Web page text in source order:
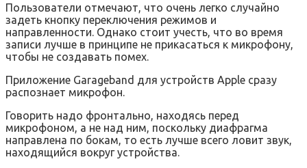
Пользователи отмечают, что очень легко случайно
задеть кнопку переключения режимов и
направленности. Однако стоит учесть, что во время
записи лучше в принципе не прикасаться к микрофону,
чтобы не создавать помех.
Приложение Garageband для устройств Apple сразу
распознает микрофон.
Говорить надо фронтально, находясь перед
микрофоном, а не над ним, поскольку диафрагма
направлена по бокам, то есть лучше всего ловит звук,
находящийся вокруг устройства.